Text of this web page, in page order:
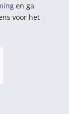
en ga
voor het